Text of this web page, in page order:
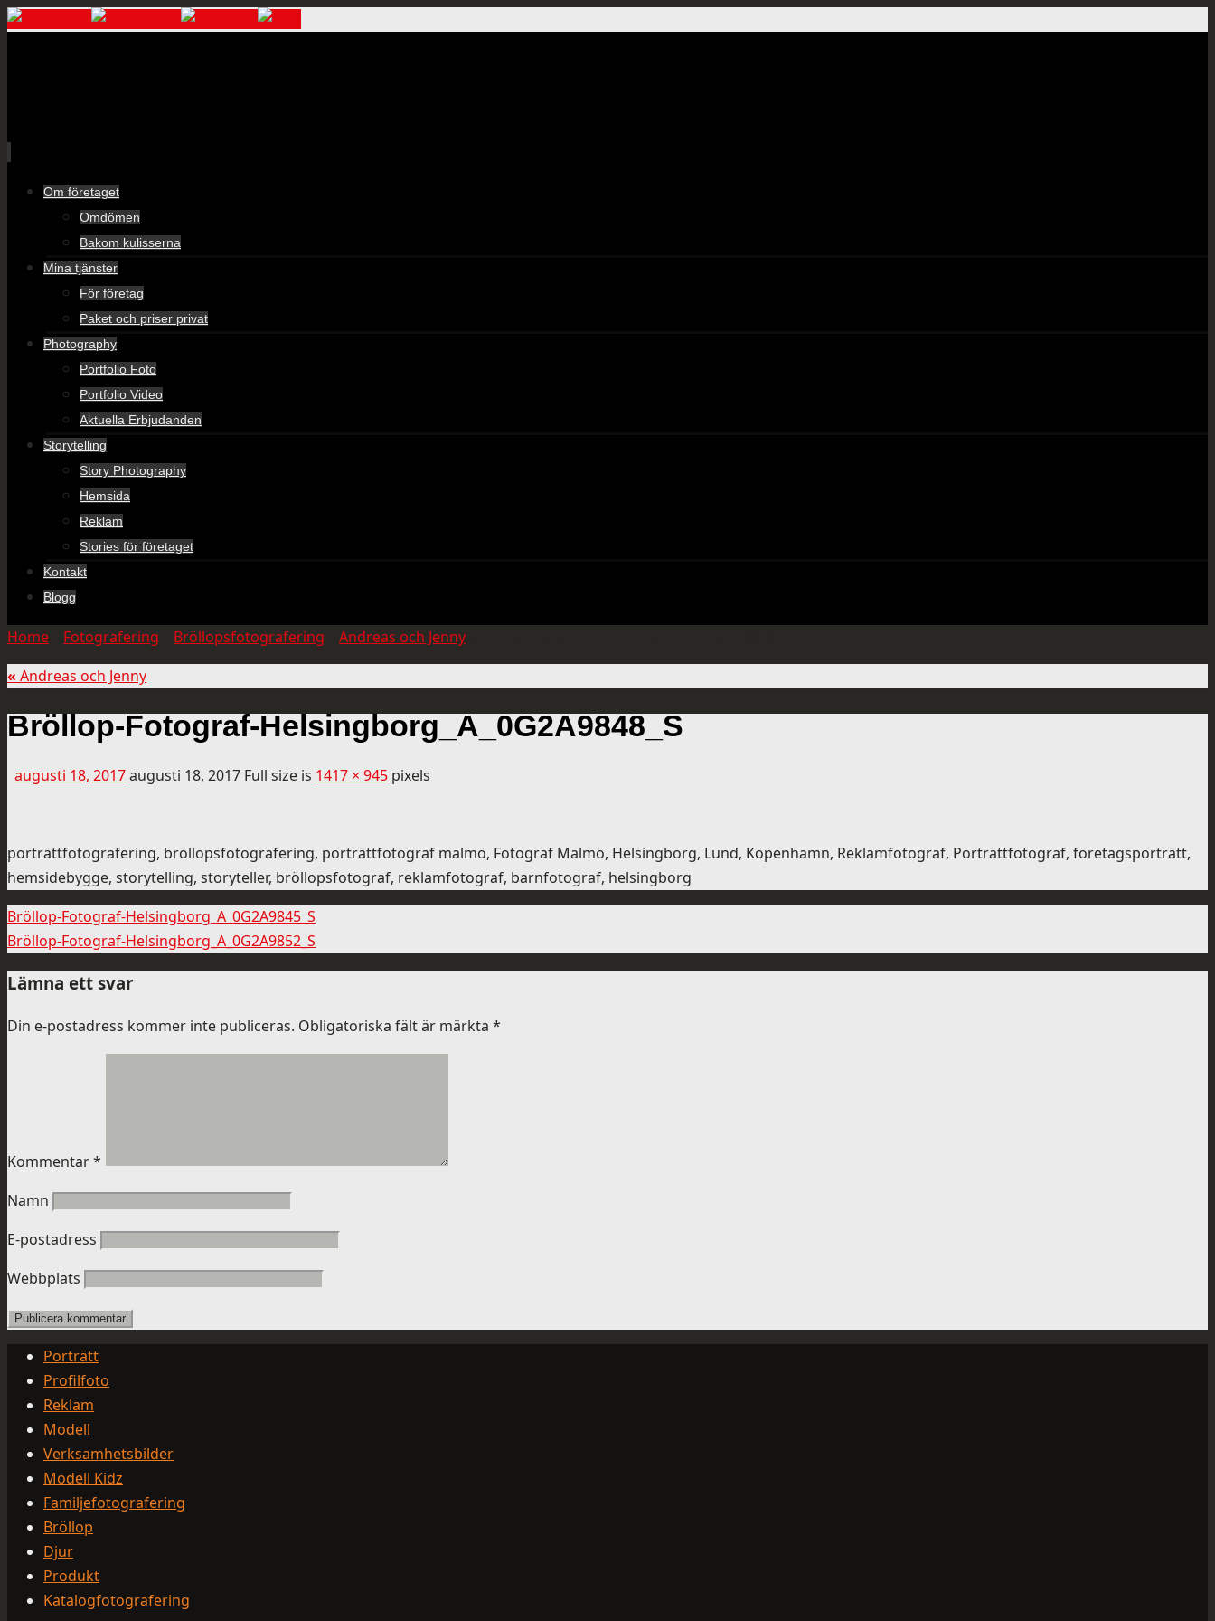
Skip
Om företaget
Omdömen
Bakom kulisserna
Mina tjänster
För företag
Paket och priser privat
Photography
Portfolio Foto
Portfolio Video
Aktuella Erbjudanden
Storytelling
Story Photography
Hemsida
Reklam
Stories för företaget
Kontakt
Blogg
Home Fotografering Bröllopsfotografering Andreas och Jenny
« Andreas och Jenny
Bröllop-Fotograf-Helsingborg_A_0G2A9848_S
augusti 18, 2017augusti 18, 2017 Full size is 1417 × 945 pixels
porträttfotografering, bröllopsfotografering, porträttfotograf malmö, Fotograf Malmö, Helsingborg, Lund, Köpenhamn, Reklamfotograf, Porträttfotograf, företagsporträtt,
hemsidebygge, storytelling, storyteller, bröllopsfotograf, reklamfotograf, barnfotograf, helsingborg
Bröllop-Fotograf-Helsingborg_A_0G2A9845_S
Bröllop-Fotograf-Helsingborg_A_0G2A9852_S
Lämna ett svar
Din e-postadress kommer inte publiceras. Obligatoriska fält är märkta *
Kommentar*
Namn
E-postadress
Webbplats
Porträtt
Profilfoto
Reklam
Modell
Verksamhetsbilder
Modell Kidz
Familjefotografering
Bröllop
Djur
Produkt
Katalogfotografering